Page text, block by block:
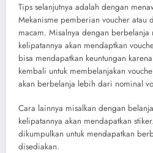
Tips selanjutnya adalah dengan
Mekanisme pemberian voucher atau
macam. Misalnya dengan
kelipatannya akan mendaptkan
bisa mendapatkan keuntungan
kembali untuk membelanjakan
akan berbelanja lebih dari nominal
Cara lainnya misalkan dengan
kelipatannya akan mendapatkan
dikumpulkan untuk mendapatkan
disediakan.